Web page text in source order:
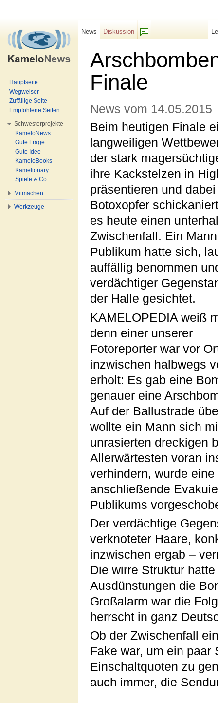
Finale
News vom 14.05.2015
Beim heutigen Finale
langweiligen
der stark
ihre Kackstelzen in
präsentieren und
Botoxopfer
es heute einen
Zwischenfall. Ein
Publikum hatte sich,
auffällig benommen
verdächtiger
der Halle gesichtet.
KAMELOPEDIA weiß
denn einer unserer
Fotoreporter war vor
inzwischen halbwegs
erholt: Es gab eine
genauer eine
Auf der Ballustrade
wollte ein Mann sich
unrasierten dreckigen
Allerwärtesten voran
verhindern, wurde
anschließende
Publikums
Der verdächtige
verknoteter Haare,
inzwischen ergab –
Die wirre Struktur
Ausdünstungen die
Großalarm war die
herrscht in ganz
Ob der Zwischenfall
Fake war, um ein paar
Einschaltquoten zu
auch immer, die
News
Diskussion
Hauptseite
Wegweiser
Zufällige Seite
Empfohlene Seiten
Schwesterprojekte
KameloNews
Gute Frage
Gute Idee
KameloBooks
Kamelionary
Spiele & Co.
Mitmachen
Werkzeuge